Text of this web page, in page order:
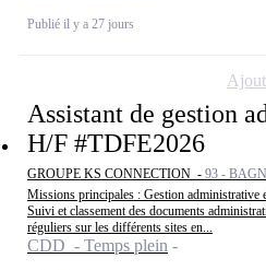
Publié il y a 27 jours
Assistant de gestion
H/F #TDFE2026
GROUPE KS CONNECTION - 93 -
Missions principales : Gestion administrative
Suivi et classement des documents
réguliers sur les différents sites en...
CDD - Temps plein